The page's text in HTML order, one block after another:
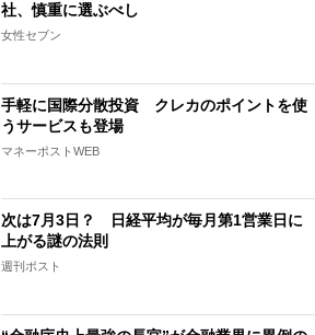
社、慎重に選ぶべし
女性セブン
手軽に国際分散投資 クレカのポイントを使
うサービスも登場
マネーポストWEB
次は7月3日？ 日経平均が毎月第1営業日に
上がる謎の法則
週刊ポスト